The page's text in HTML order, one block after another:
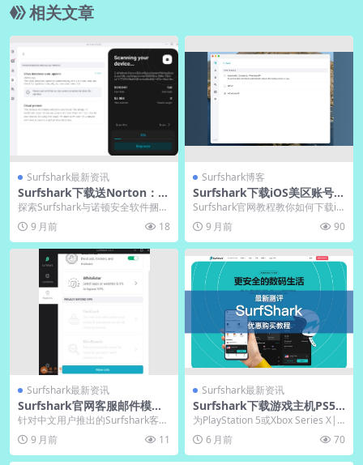
相关文章
Surfshark最新资讯
Surfshark下载送Norton：中
文版电脑版捆绑杀毒领取
探索Surfshark与诺顿安全软件捆绑
套餐的完整优势，包括详细下载指
南与电脑版...
9 月前 18
Surfshark博客
Surfshark下载iOS美区账号共
享｜官网教程免信用卡
Surfshark官网教程教你如何下载iO
S美区账号，无需信用卡，轻松共享
账号。...
9 月前 90
Surfshark最新资讯
Surfshark官网客服邮件模
板：中文版电脑版退款申请范
文
针对中文用户推出的Surfshark客服
邮件模板，专门优化了电脑端退款
申请处理流...
9 月前 11
Surfshark最新资讯
Surfshark下载游戏主机PS5/
Xbox配置方案
为PlayStation 5或Xbox Series X|S
配置Surfshar...
6 月前 70